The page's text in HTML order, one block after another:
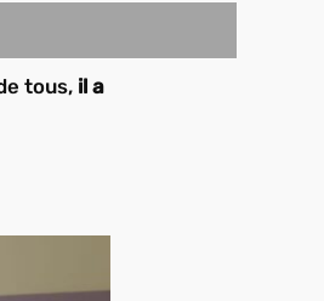
tous, il a